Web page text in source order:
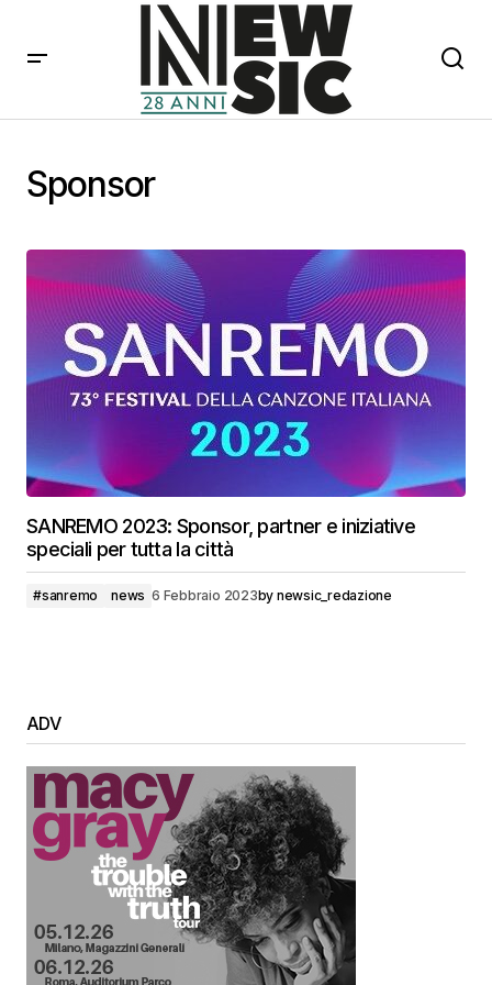
Sponsor
SANREMO 2023: Sponsor, partner e iniziative
speciali per tutta la città
#sanremo news 6 Febbraio 2023by newsic_redazione
ADV